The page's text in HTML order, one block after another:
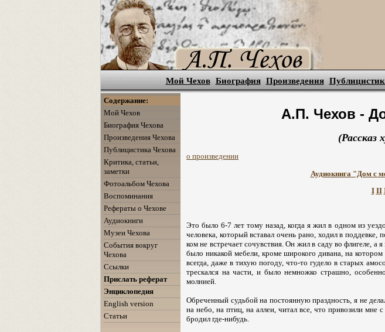
Мой Чехов Биография Произведения
Содержание:
Мой Чехов
Биография Чехова
Произведения Чехова
Публицистика Чехова
Критика, статьи,
заметки
Фотоальбом Чехова
Воспоминания
Рефераты о Чехове
Аудиокниги
Музеи Чехова
События вокруг
Чехова
Ссылки
Прислать реферат
Энциклопедия
English version
Статьи
А.П. Чехов -
(Рассказ
о произведении
Аудиокнига "Дом с
I II
Это было 6-7 лет тому назад, когда я жил в одном из
человека, который вставал очень рано, ходил в
ком не встречает сочувствия. Он жил в саду во флигеле, а
было никакой мебели, кроме широкого дивана, на
всегда, даже в тихую погоду, что-то гудело в старых
трескался на части, и было немножко страшно,
молнией.
Обреченный судьбой на постоянную праздность, я не
на небо, на птиц, на аллеи, читал все, что привозили мне
бродил где-нибудь.